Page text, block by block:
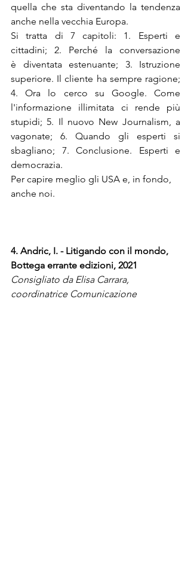
quella che sta diventando la tendenza
anche nella vecchia Europa.
Si tratta di 7 capitoli: 1. Esperti e
cittadini; 2. Perché la conversazione
è diventata estenuante; 3. Istruzione
superiore. Il cliente ha sempre ragione;
4. Ora lo cerco su Google. Come
l'informazione illimitata ci rende più
stupidi; 5. Il nuovo New Journalism, a
vagonate; 6. Quando gli esperti si
sbagliano; 7. Conclusione. Esperti e
democrazia.
Per capire meglio gli USA e, in fondo,
anche noi.
4. Andric, I. - Litigando con il mondo,
Bottega errante edizioni, 2021
Consigliato da Elisa Carrara,
coordinatrice Comunicazione